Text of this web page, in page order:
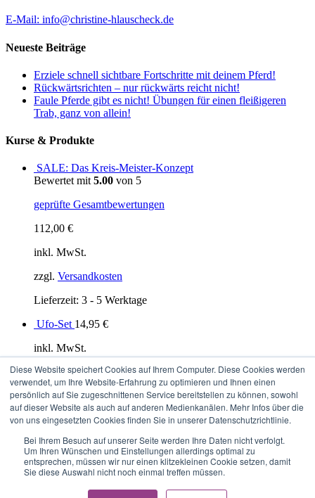
Diese Website speichert Cookies auf Ihrem Computer. Diese Cookies werden
verwendet, um Ihre Website-Erfahrung zu optimieren und Ihnen einen
persönlich auf Sie zugeschnittenen Service bereitstellen zu können, sowohl
auf dieser Website als auch auf anderen Medienkanälen. Mehr Infos über die
von uns eingesetzten Cookies finden Sie in unserer Datenschutzrichtlinie.
Bei Ihrem Besuch auf unserer Seite werden Ihre Daten nicht verfolgt.
Um Ihren Wünschen und Einstellungen allerdings optimal zu
entsprechen, müssen wir nur einen klitzekleinen Cookie setzen, damit
Sie diese Auswahl nicht noch einmal treffen müssen.
E-Mail: info@christine-hlauscheck.de
Neueste Beiträge
Erziele schnell sichtbare Fortschritte mit deinem Pferd!
Rückwärtsrichten – nur rückwärts reicht nicht!
Faule Pferde gibt es nicht! Übungen für einen fleißigeren
Trab, ganz von allein!
Kurse & Produkte
SALE: Das Kreis-Meister-Konzept
Bewertet mit5.00 von 5
geprüfte Gesamtbewertungen
112,00 €
inkl. MwSt.
zzgl. Versandkosten
Lieferzeit: 3 - 5 Werktage
Ufo-Set 14,95 €
inkl. MwSt.
zzgl.Versandkosten
Lieferzeit: 3 - 5 Werktage
Datenschutzerklärung
AGB
© Copyright 2012 - 2026 | Avada Theme byThemeFusion| All
Facebook